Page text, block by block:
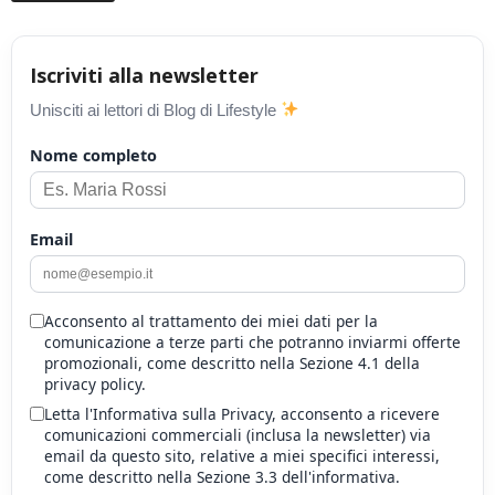
Iscriviti alla newsletter
Unisciti ai lettori di Blog di Lifestyle
Nome completo
Email
Acconsento al trattamento dei miei dati per la
comunicazione a terze parti che potranno inviarmi offerte
promozionali, come descritto nella Sezione 4.1 della
privacy policy.
Letta l'Informativa sulla Privacy, acconsento a ricevere
comunicazioni commerciali (inclusa la newsletter) via
email da questo sito, relative a miei specifici interessi,
come descritto nella Sezione 3.3 dell'informativa.